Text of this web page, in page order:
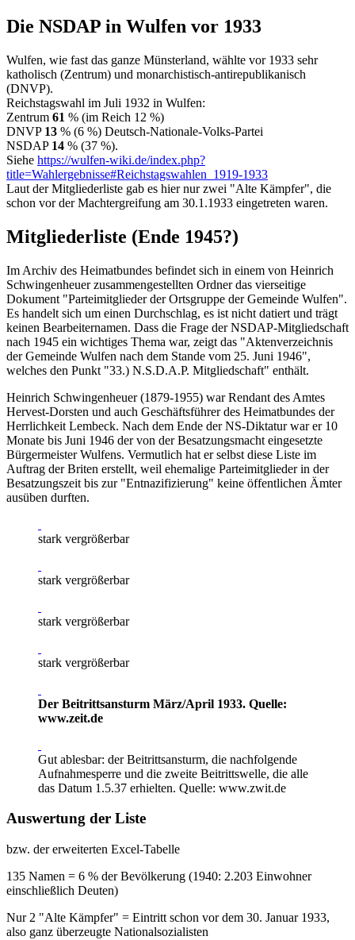
Die NSDAP in Wulfen vor 1933
Wulfen, wie fast das ganze Münsterland, wählte vor 1933 sehr
katholisch (Zentrum) und monarchistisch-antirepublikanisch
(DNVP).
Reichstagswahl im Juli 1932 in Wulfen:
Zentrum 61 % (im Reich 12 %)
DNVP 13 % (6 %) Deutsch-Nationale-Volks-Partei
NSDAP 14 % (37 %).
Siehe https://wulfen-wiki.de/index.php?
title=Wahlergebnisse#Reichstagswahlen_1919-1933
Laut der Mitgliederliste gab es hier nur zwei "Alte Kämpfer", die
schon vor der Machtergreifung am 30.1.1933 eingetreten waren.
Mitgliederliste (Ende 1945?)
Im Archiv des Heimatbundes befindet sich in einem von Heinrich
Schwingenheuer zusammengestellten Ordner das vierseitige
Dokument "Parteimitglieder der Ortsgruppe der Gemeinde Wulfen".
Es handelt sich um einen Durchschlag, es ist nicht datiert und trägt
keinen Bearbeiternamen. Dass die Frage der NSDAP-Mitgliedschaft
nach 1945 ein wichtiges Thema war, zeigt das "Aktenverzeichnis
der Gemeinde Wulfen nach dem Stande vom 25. Juni 1946",
welches den Punkt "33.) N.S.D.A.P. Mitgliedschaft" enthält.
Heinrich Schwingenheuer (1879-1955) war Rendant des Amtes
Hervest-Dorsten und auch Geschäftsführer des Heimatbundes der
Herrlichkeit Lembeck. Nach dem Ende der NS-Diktatur war er 10
Monate bis Juni 1946 der von der Besatzungsmacht eingesetzte
Bürgermeister Wulfens. Vermutlich hat er selbst diese Liste im
Auftrag der Briten erstellt, weil ehemalige Parteimitglieder in der
Besatzungszeit bis zur "Entnazifizierung" keine öffentlichen Ämter
ausüben durften.
stark vergrößerbar
stark vergrößerbar
stark vergrößerbar
stark vergrößerbar
Der Beitrittsansturm März/April 1933. Quelle:
www.zeit.de
Gut ablesbar: der Beitrittsansturm, die nachfolgende
Aufnahmesperre und die zweite Beitrittswelle, die alle
das Datum 1.5.37 erhielten. Quelle: www.zwit.de
Auswertung der Liste
bzw. der erweiterten Excel-Tabelle
135 Namen = 6 % der Bevölkerung (1940: 2.203 Einwohner
einschließlich Deuten)
Nur 2 "Alte Kämpfer" = Eintritt schon vor dem 30. Januar 1933,
also ganz überzeugte Nationalsozialisten